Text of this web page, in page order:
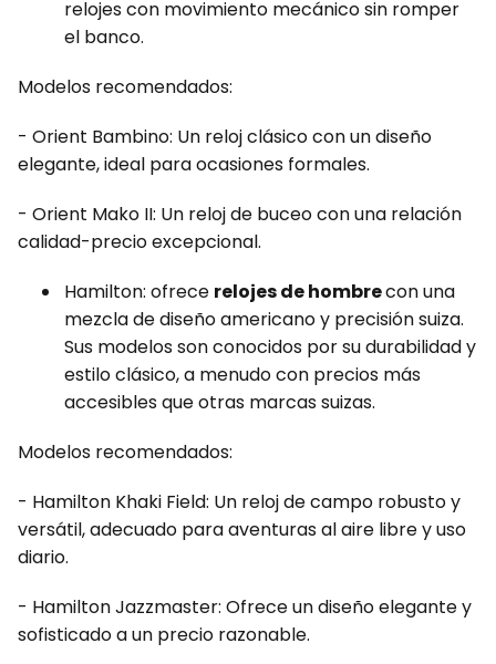
relojes con movimiento mecánico sin romper
el banco.
Modelos recomendados:
- Orient Bambino: Un reloj clásico con un diseño
elegante, ideal para ocasiones formales.
- Orient Mako II: Un reloj de buceo con una relación
calidad-precio excepcional.
Hamilton: ofrece relojes de hombrecon una
mezcla de diseño americano y precisión suiza.
Sus modelos son conocidos por su durabilidad y
estilo clásico, a menudo con precios más
accesibles que otras marcas suizas.
Modelos recomendados:
- Hamilton Khaki Field: Un reloj de campo robusto y
versátil, adecuado para aventuras al aire libre y uso
diario.
- Hamilton Jazzmaster: Ofrece un diseño elegante y
sofisticado a un precio razonable.